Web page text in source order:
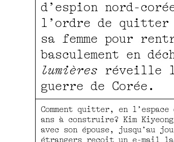
d’espion nord-
l’ordre de
sa femme pour
basculement en
lumières réveille
guerre de Corée.
Comment quitter, en
ans à construire? Kim
avec son épouse, jusqu’au
étrangers reçoit un e-mail